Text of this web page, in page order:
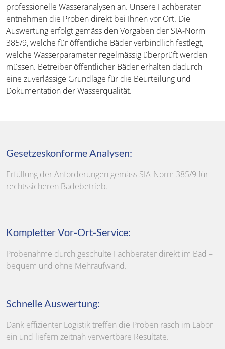
professionelle Wasseranalysen an. Unsere Fachberater
entnehmen die Proben direkt bei Ihnen vor Ort. Die
Auswertung erfolgt gemäss den Vorgaben der SIA-Norm
385/9, welche für öffentliche Bäder verbindlich festlegt,
welche Wasserparameter regelmässig überprüft werden
müssen. Betreiber öffentlicher Bäder erhalten dadurch
eine zuverlässige Grundlage für die Beurteilung und
Dokumentation der Wasserqualität.
Gesetzeskonforme Analysen:
Erfüllung der Anforderungen gemäss SIA-Norm 385/9 für
rechtssicheren Badebetrieb.
Kompletter Vor-Ort-Service:
Probenahme durch geschulte Fachberater direkt im Bad –
bequem und ohne Mehraufwand.
Schnelle Auswertung:
Dank effizienter Logistik treffen die Proben rasch im Labor
ein und liefern zeitnah verwertbare Resultate.